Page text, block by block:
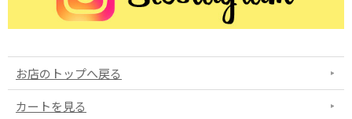
お店のトップへ戻る
カートを見る